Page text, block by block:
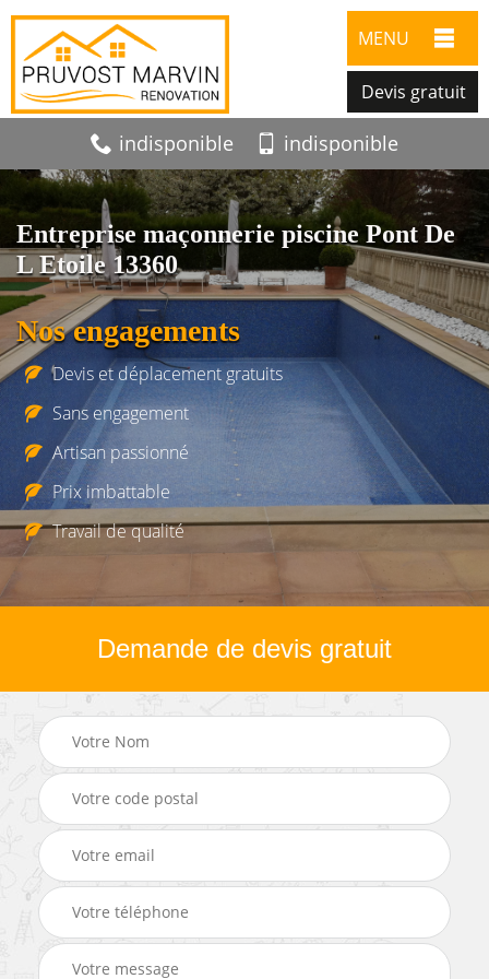
MENU
Devis gratuit
indisponible indisponible
Entreprise maçonnerie piscine Pont De
L Etoile 13360
Nos engagements
Devis et déplacement gratuits
Sans engagement
Artisan passionné
Prix imbattable
Travail de qualité
Demande de devis gratuit